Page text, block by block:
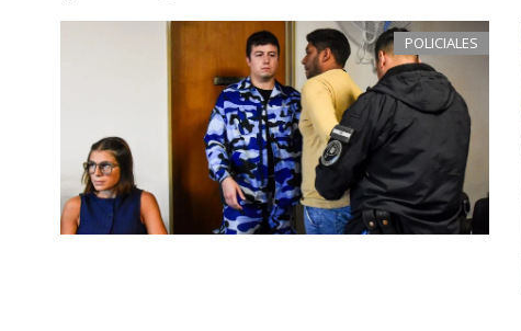
POLICIALES